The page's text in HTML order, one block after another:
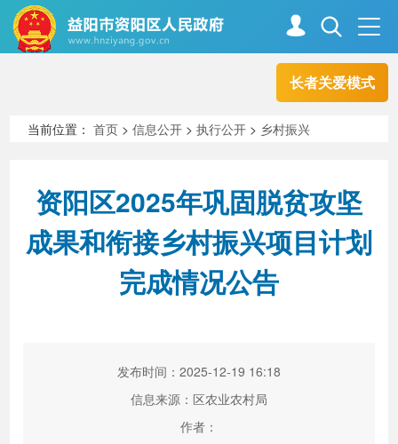
长者关爱模式
走进资阳
新闻中心 解读回应
当前位置：首页 >信息公开 >执行公开 > 乡村振兴
资阳区2025年巩固脱贫攻坚
成果和衔接乡村振兴项目计划
完成情况公告
发布时间：2025-12-19 16:18
信息来源：区农业农村局
作者：